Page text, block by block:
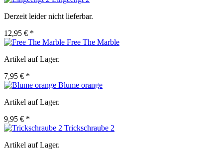
Derzeit leider nicht lieferbar.
12,95 € *
Free The Marble
Artikel auf Lager.
7,95 € *
Blume orange
Artikel auf Lager.
9,95 € *
Trickschraube 2
Artikel auf Lager.